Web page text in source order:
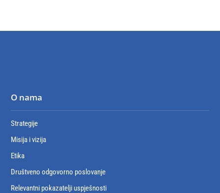
O nama
Strategije
Misija i vizija
Etika
Društveno odgovorno poslovanje
Relevantni pokazatelji uspješnosti